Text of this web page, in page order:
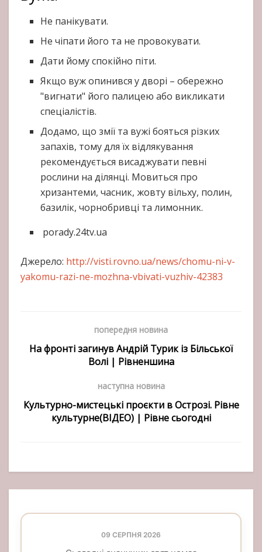
Не панікувати.
Не чіпати його та не провокувати.
Дати йому спокійно піти.
Якщо вуж опинився у дворі – обережно
"вигнати" його палицею або викликати
спеціалістів.
Додамо, що змії та вужі бояться різких
запахів, тому для їх відлякування
рекомендується висаджувати певні
рослини на ділянці. Мовиться про
хризантеми, часник, жовту вільху, полин,
базилік, чорнобривці та лимонник.
porady.24tv.ua
Джерело: http://visti.rovno.ua/news/chomu-ni-v-
yakomu-razi-ne-mozhna-vbivati-vuzhiv-42383
попередня новина
На фронті загинув Андрій Турик із Більської
Волі | Рівненшина
наступна новина
Культурно-мистецькі проєкти в Острозі. Рівне
культурне(ВІДЕО) | Рівне сьогодні
09 СЕРПНЯ 2026